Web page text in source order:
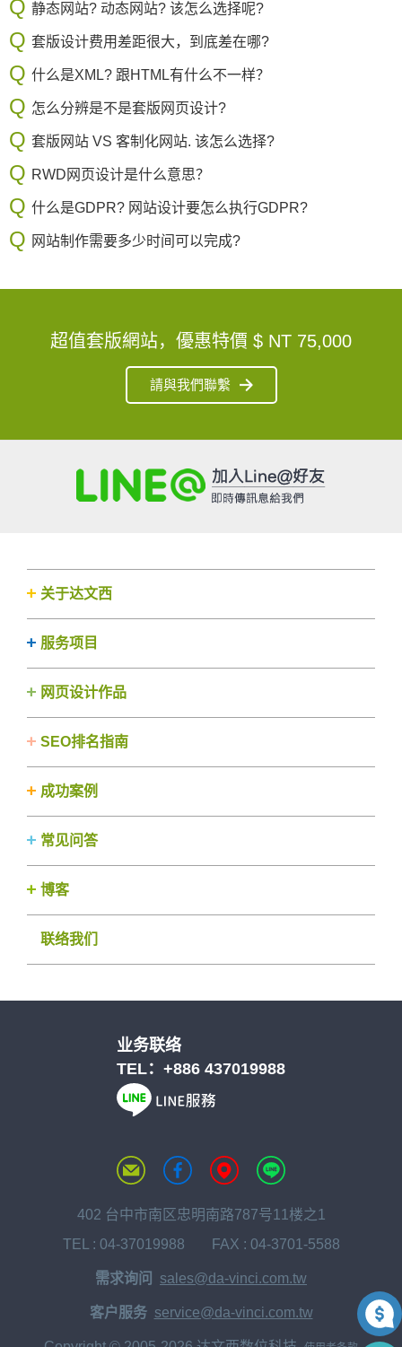
静态网站? 动态网站? 该怎么选择呢?
套版设计费用差距很大，到底差在哪?
什么是XML? 跟HTML有什么不一样？
怎么分辨是不是套版网页设计?
套版网站 VS 客制化网站. 该怎么选择?
RWD网页设计是什么意思？
什么是GDPR? 网站设计要怎么执行GDPR?
网站制作需要多少时间可以完成?
超值套版網站，優惠特價 $ NT 75,000
請與我們聯繫
关于达文西
服务项目
网页设计作品
SEO排名指南
成功案例
常见问答
博客
联络我们
业务联络
TEL： +886 437019988
402 台中市南区忠明南路787号11楼之1
TEL : 04-37019988 FAX : 04-3701-5588
需求询问 sales@da-vinci.com.tw
客户服务 service@da-vinci.com.tw